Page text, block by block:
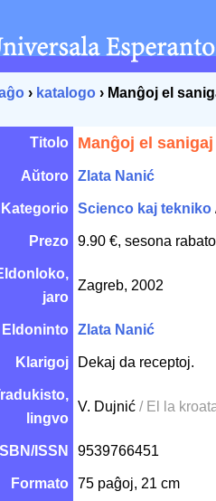
› katalogo › Manĝoj el
Titolo Manĝoj el
Aŭtoro Zlata Nanić
Kategorio Scienco kaj tekniko
Prezo 9.90 €, sesona
jaro
Zagreb, 2002
Eldoninto Zlata Nanić
Klarigoj Dekaj da receptoj.
lingvo
V. Dujnić / El la
ISBN/ISSN 9539766451
Formato 75 paĝoj, 21 cm